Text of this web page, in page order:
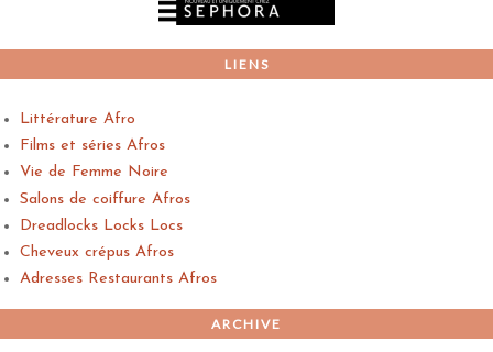
LIENS
Littérature Afro
Films et séries Afros
Vie de Femme Noire
Salons de coiffure Afros
Dreadlocks Locks Locs
Cheveux crépus Afros
Adresses Restaurants Afros
ARCHIVE